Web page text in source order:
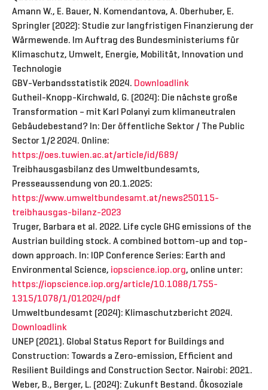
Amann W., E. Bauer, N. Komendantova, A. Oberhuber, E.
Springler (2022): Studie zur langfristigen Finanzierung der
Wärmewende. Im Auftrag des Bundesministeriums für
Klimaschutz, Umwelt, Energie, Mobilität, Innovation und
Technologie
GBV-Verbandsstatistik 2024. Downloadlink
Gutheil-Knopp-Kirchwald, G. (2024): Die nächste große
Transformation – mit Karl Polanyi zum klimaneutralen
Gebäudebestand? In: Der öffentliche Sektor / The Public
Sector 1/2 2024. Online:
https://oes.tuwien.ac.at/article/id/689/
Treibhausgasbilanz des Umweltbundesamts,
Presseaussendung von 20.1.2025:
https://www.umweltbundesamt.at/news250115-
treibhausgas-bilanz-2023
Truger, Barbara et al. 2022. Life cycle GHG emissions of the
Austrian building stock. A combined bottom-up and top-
down approach. In: IOP Conference Series: Earth and
Environmental Science, iopscience.iop.org, online unter:
https://iopscience.iop.org/article/10.1088/1755-
1315/1078/1/012024/pdf
Umweltbundesamt (2024): Klimaschutzbericht 2024.
Downloadlink
UNEP (2021). Global Status Report for Buildings and
Construction: Towards a Zero-emission, Efficient and
Resilient Buildings and Construction Sector. Nairobi: 2021.
Weber, B., Berger, L. (2024): Zukunft Bestand. Ökosoziale